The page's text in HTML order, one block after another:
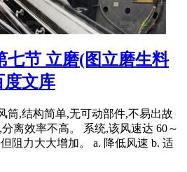
七节 立磨(图立磨生料
度文库
筒,结构简单,无可动部件,不易出故
离效率不高。 系统,该风速达 60～
阻力大大增加。 a. 降低风速 b. 适